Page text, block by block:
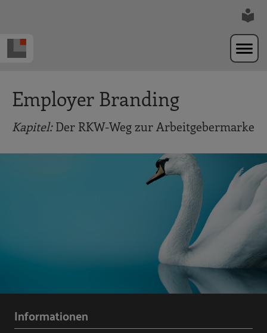
Employer Branding
Kapitel:Der RKW-Weg zur Arbeitgebermarke
Informationen